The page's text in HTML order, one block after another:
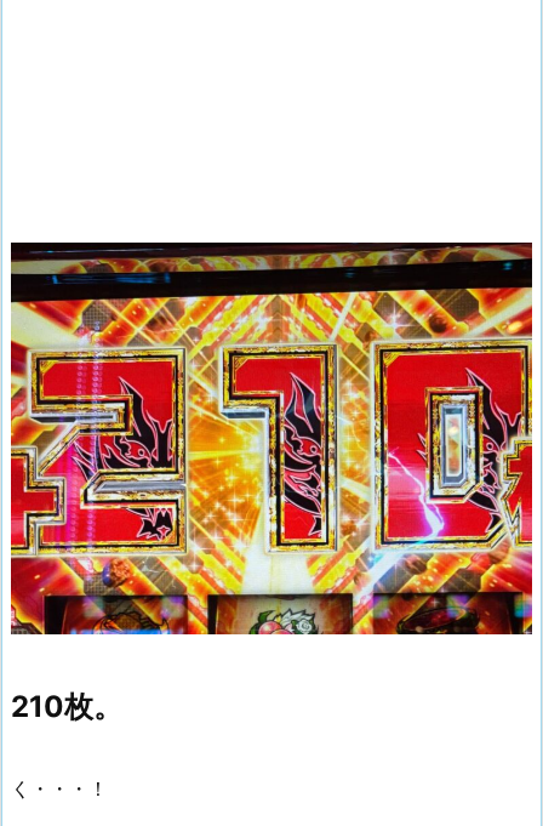
210枚。
く・・・！